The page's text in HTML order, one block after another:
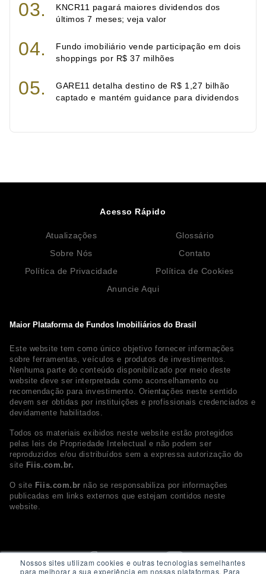
Nossos sites utilizam cookies e outras tecnologias semelhantes
para melhorar a sua experiência em nossas plataformas. Para
KNCR11 pagará maiores dividendos dos
últimos 7 meses; veja valor
Fundo imobiliário vende participação em dois
shoppings por R$ 37 milhões
GARE11 detalha destino de R$ 1,27 bilhão
captado e mantém guidance para dividendos
Maior Plataforma de Fundos Imobiliários do Brasil
Este website tem como único objetivo fornecer informações
sobre ferramentas, veículos e produtos de investimentos.
Nenhuma parte do conteúdo disponibilizado por meio deste
website deve ser interpretada como aconselhamento ou
recomendação para investimento. Orientações neste sentido
devem ser obtidas por instituições e profissionais credenciados e
devidamente habilitados.
Todos os materiais exibidos neste website estão protegidos
pelas leis de Propriedade Intelectual e não podem ser
reproduzidos e/ou distribuídos sem a expressa autorização do
site Fiis.com.br.
O site Fiis.com.br não se responsabiliza por informações
publicadas em links externos que estejam contidos neste
website.
Acesso Rápido
Atualizações
Glossário
Sobre Nós
Contato
Política de Privacidade
Política de Cookies
Anuncie Aqui